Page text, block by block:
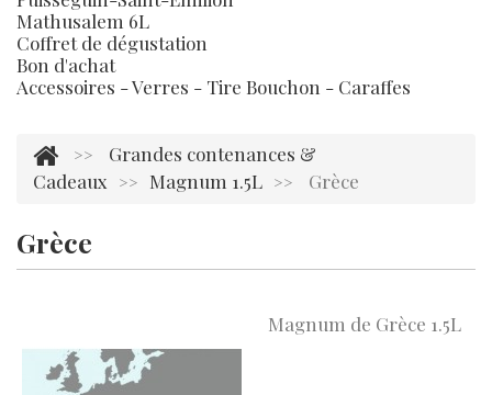
Mathusalem 6L
Coffret de dégustation
Bon d'achat
Accessoires - Verres - Tire Bouchon - Caraffes
>>
Grandes contenances &
Cadeaux
>> Magnum 1.5L >> Grèce
Grèce
Magnum de Grèce 1.5L